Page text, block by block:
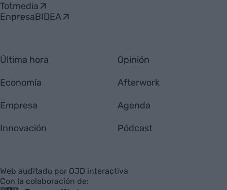
Totmedia
EnpresaBIDEA
Última hora
Economía
Empresa
Innovación
Opinión
Afterwork
Agenda
Pódcast
Web auditado por OJD interactiva
Con la colaboración de: